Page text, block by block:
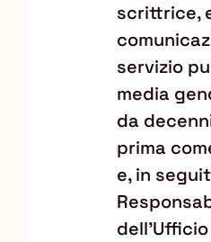
scrittrice,
servizio
media
da
prima
e, in